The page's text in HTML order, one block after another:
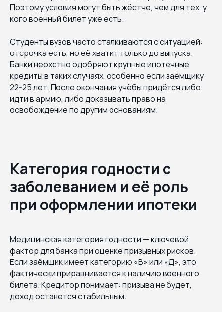
Поэтому условия могут быть жёстче, чем для тех, у
кого военный билет уже есть.
Студенты вузов часто сталкиваются с ситуацией:
отсрочка есть, но её хватит только до выпуска.
Банки неохотно одобряют крупные ипотечные
кредиты в таких случаях, особенно если заёмщику
22-25 лет. После окончания учёбы придётся либо
идти в армию, либо доказывать право на
освобождение по другим основаниям.
Категория годности с
заболеванием и её роль
при оформлении ипотеки
Медицинская категория годности — ключевой
фактор для банка при оценке призывных рисков.
Если заёмщик имеет категорию «В» или «Д», это
фактически приравнивается к наличию военного
билета. Кредитор понимает: призыва не будет,
доход останется стабильным.